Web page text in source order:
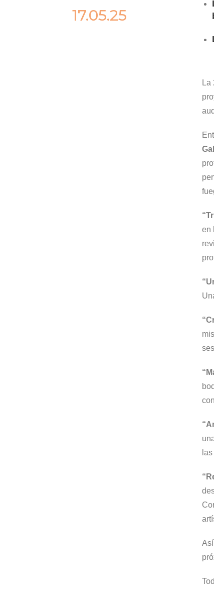
17.05.25
La
“
en
“
“
“
“
“